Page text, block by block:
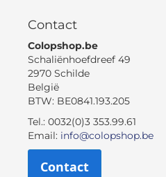
Contact
Colopshop.be
Schaliënhoefdreef 49
2970 Schilde
België
BTW: BE0841.193.205
Tel.: 0032(0)3 353.99.61
Email: info@colopshop.be
Contact